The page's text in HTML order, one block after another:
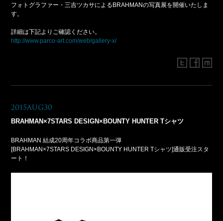
フォトグラファー・三吉ツカサによるBRAHMANの写真展を開催いたしま
す。
詳細は下記よりご確認ください。
http://www.parco-art.com/web/gallery-x/
2015Aug30
BRAHMAN×7STARS DESIGN×BOUNTY HUNTER Tシャツ
BRAHMAN 結成20周年コラボ商品第一弾
[BRAHMAN×7STARS DESIGN×BOUNTY HUNTER Tシャツ]通販受注スタ
ート！